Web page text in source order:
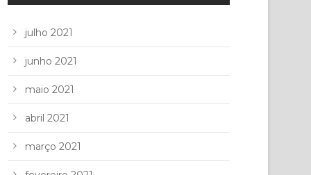
julho 2021
junho 2021
maio 2021
abril 2021
março 2021